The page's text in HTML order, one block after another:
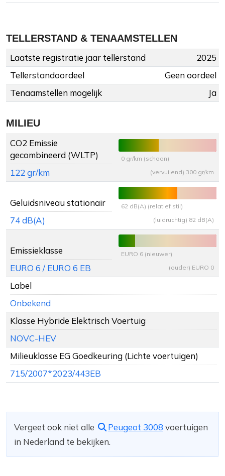
TELLERSTAND & TENAAMSTELLEN
Laatste registratie jaar tellerstand
2025
Tellerstandoordeel
Geen oordeel
Tenaamstellen mogelijk
Ja
MILIEU
CO2 Emissie
gecombineerd (WLTP)
122 gr/km
0 gr/km (schoon)
(vervuilend) 300 gr/km
Geluidsniveau stationair
74 dB(A)
62 dB(A) (relatief stil)
(luidruchtig) 82 dB(A)
Emissieklasse
EURO 6 / EURO 6 EB
EURO 6 (nieuwer)
(ouder) EURO 0
Label
Onbekend
Klasse Hybride Elektrisch Voertuig
NOVC-HEV
Milieuklasse EG Goedkeuring (Lichte voertuigen)
715/2007*2023/443EB
Vergeet ook niet alle Peugeot 3008 voertuigen
in Nederland te bekijken.